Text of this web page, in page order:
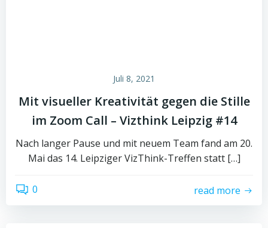
Juli 8, 2021
Mit visueller Kreativität gegen die Stille
im Zoom Call – Vizthink Leipzig #14
Nach langer Pause und mit neuem Team fand am 20.
Mai das 14. Leipziger VizThink-Treffen statt […]
0 read more